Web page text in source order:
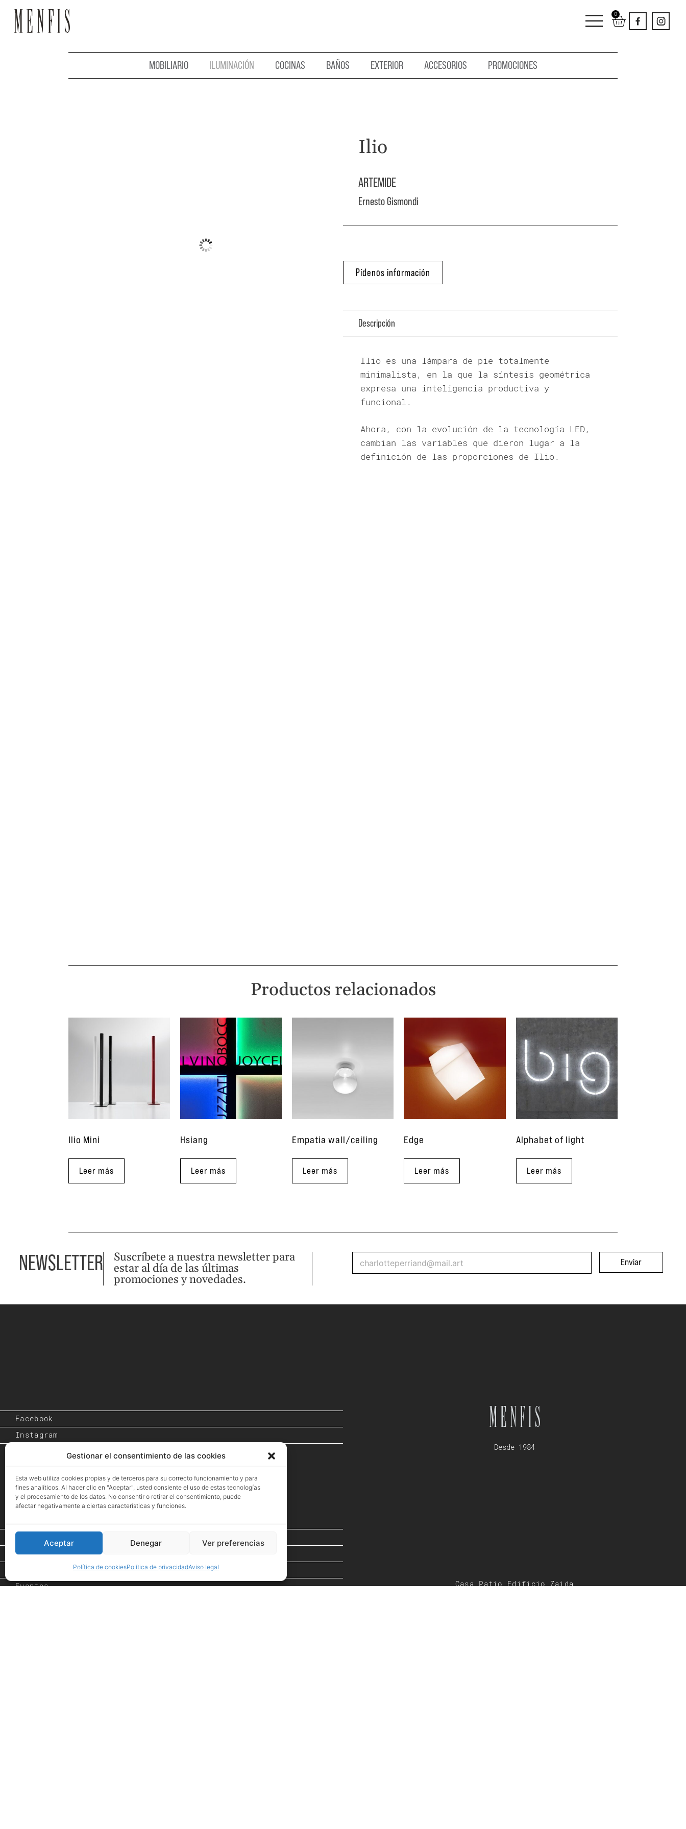
Gestionar el consentimiento de las cookies
Esta web utiliza cookies propias y de terceros para su correcto funcionamiento y para
fines analíticos. Al hacer clic en "Aceptar", usted consiente el uso de estas tecnologías
y el procesamiento de los datos. No consentir o retirar el consentimiento, puede
afectar negativamente a ciertas características y funciones.
Aceptar Denegar Ver preferencias
Política de cookiesPolítica de privacidadAviso legal
0
MOBILIARIO ILUMINACIÓN COCINAS BAÑOS EXTERIOR ACCESORIOS PROMOCIONES
Ilio
ARTEMIDE
Ernesto Gismondi
Pídenos información
Descripción
Ilio es una lámpara de pie totalmente
minimalista, en la que la síntesis geométrica
expresa una inteligencia productiva y
funcional.
Ahora, con la evolución de la tecnología LED,
cambian las variables que dieron lugar a la
definición de las proporciones de Ilio.
Productos relacionados
Ilio Mini
Leer más
Hsiang
Leer más
Empatia wall/ceiling
Leer más
Edge
Leer más
Alphabet of light
Leer más
NEWSLETTER Suscríbete a nuestra newsletter para
estar al día de las últimas
promociones y novedades.
Enviar
Facebook
Instagram
Desde 1984
Inicio
Proyectos
Espacio de Arte
Eventos
Casa Patio Edificio Zaida